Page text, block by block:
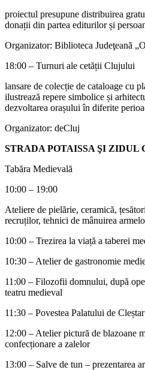
proiectul presupune distribuirea
donații din partea editurilor și
Organizator: Biblioteca Judeţeană
18:00 – Turnuri ale cetății Clujului
lansare de colecție de cataloage cu
ilustrează repere simbolice și
dezvoltarea orașului în diferite
Organizator: deCluj
STRADA POTAISSA ŞI ZIDUL
Tabăra Medievală
10:00 – 19:00
Ateliere de pielărie, ceramică,
recruților, tehnici de mânuirea
10:00 – Trezirea la viață a taberei
10:30 – Atelier de gastronomie
11:00 – Filozofii domnului, după
teatru medieval
11:30 – Povestea Palatului de Cleștar
12:00 – Atelier pictură de blazoane
confecționare a zalelor
13:00 – Salve de tun – prezentarea